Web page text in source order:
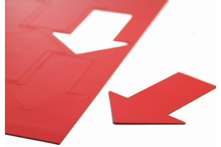
Regulamin e-sklepu
Ochrona danych osobowych
Odstąpienie od umowy